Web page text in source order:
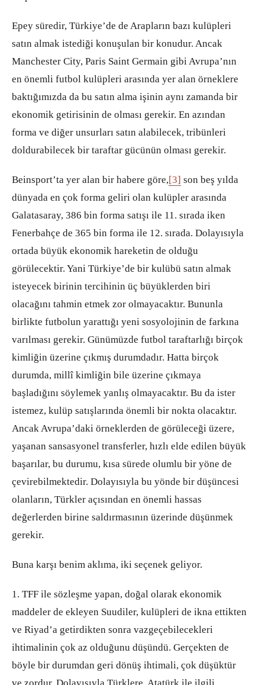
Epey süredir, Türkiye’de de Arapların bazı kulüpleri
satın almak istediği konuşulan bir konudur. Ancak
Manchester City, Paris Saint Germain gibi Avrupa’nın
en önemli futbol kulüpleri arasında yer alan örneklere
baktığımızda da bu satın alma işinin aynı zamanda bir
ekonomik getirisinin de olması gerekir. En azından
forma ve diğer unsurları satın alabilecek, tribünleri
doldurabilecek bir taraftar gücünün olması gerekir.
Beinsport’ta yer alan bir habere göre,[3] son beş yılda
dünyada en çok forma geliri olan kulüpler arasında
Galatasaray, 386 bin forma satışı ile 11. sırada iken
Fenerbahçe de 365 bin forma ile 12. sırada. Dolayısıyla
ortada büyük ekonomik hareketin de olduğu
görülecektir. Yani Türkiye’de bir kulübü satın almak
isteyecek birinin tercihinin üç büyüklerden biri
olacağını tahmin etmek zor olmayacaktır. Bununla
birlikte futbolun yarattığı yeni sosyolojinin de farkına
varılması gerekir. Günümüzde futbol taraftarlığı birçok
kimliğin üzerine çıkmış durumdadır. Hatta birçok
durumda, millî kimliğin bile üzerine çıkmaya
başladığını söylemek yanlış olmayacaktır. Bu da ister
istemez, kulüp satışlarında önemli bir nokta olacaktır.
Ancak Avrupa’daki örneklerden de görüleceği üzere,
yaşanan sansasyonel transferler, hızlı elde edilen büyük
başarılar, bu durumu, kısa sürede olumlu bir yöne de
çevirebilmektedir. Dolayısıyla bu yönde bir düşüncesi
olanların, Türkler açısından en önemli hassas
değerlerden birine saldırmasının üzerinde düşünmek
gerekir.
Buna karşı benim aklıma, iki seçenek geliyor.
1. TFF ile sözleşme yapan, doğal olarak ekonomik
maddeler de ekleyen Suudiler, kulüpleri de ikna ettikten
ve Riyad’a getirdikten sonra vazgeçebilecekleri
ihtimalinin çok az olduğunu düşündü. Gerçekten de
böyle bir durumdan geri dönüş ihtimali, çok düşüktür
ve zordur. Dolayısıyla Türklere, Atatürk ile ilgili